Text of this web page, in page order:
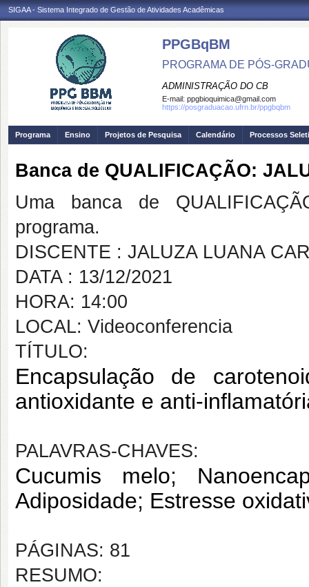
SIGAA - Sistema Integrado de Gestão de Atividades Acadêmicas
PPGBqBM
PROGRAMA DE PÓS-
ADMINISTRAÇÃO DO CB
E-mail: ppgbioquimica@gmail.com
https://posgraduacao.ufrn.br/ppgbqbm
Programa Ensino Projetos de Pesquisa Calendário Processos
Banca de QUALIFICAÇÃO:
Uma banca de
programa.
DISCENTE : JALUZA LUANA
DATA : 13/12/2021
HORA: 14:00
LOCAL: Videoconferencia
TÍTULO:
Encapsulação de
antioxidante e anti-
PALAVRAS-CHAVES:
Cucumis melo;
Adiposidade; Estresse
PÁGINAS: 81
RESUMO: